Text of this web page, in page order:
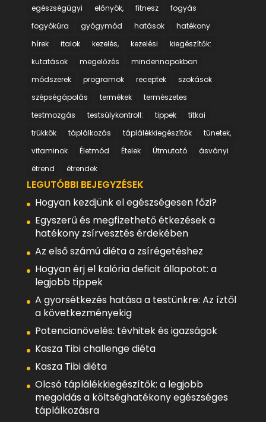
egészségügyi
előnyök, fitnesz
fogyás
fogyókúra
gyógymód hatások
hatékony
hírek
italok kezelés, kezelési
kiegészítők:
kutatások
megelőzés
mindennapokban
módszerek
programok receptek
szokások
szépségápolás
termékek
természetes
testmozgás
testsúlykontroll: tippek
titkai
trükkök
táplálkozás táplálékkiegészítők
tünetek,
vitaminok
Életmód Ételek Útmutató
ásványi
étrend
étrendek
LEGUTÓBBI BEJEGYZÉSEK
Hogyan kezdjünk el egészségesen főzi?
Egyszerű és megfizethető étkezések a
hatékony zsírvesztés érdekében
Az első számú diéta a zsírégetéshez
Hogyan érj el kalória deficit állapotot: a
legjobb tippek
A gyorsétkezés hatása a testünkre: Az íztől
a következményekig
Potencianövelés: tévhitek és igazságok
Kasza Tibi challenge diéta
Kasza Tibi diéta
Olcsó táplálékkiegészítők: a legjobb
megoldás a költséghatékony egészséges
táplálkozásra